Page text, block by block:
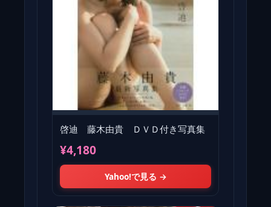
啓迪 藤木由貴 ＤＶＤ付き写真集
¥4,180
Yahoo!で見る →